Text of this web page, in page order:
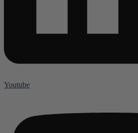
Youtube